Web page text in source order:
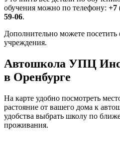
обучения можно по телефону: +7
59-06.
Дополнительно можете
учреждения.
Автошкола УПЦ
в Оренбурге
На карте удобно посмотреть
растояние от вашего дома к
удобства выбрать школу по
проживания.